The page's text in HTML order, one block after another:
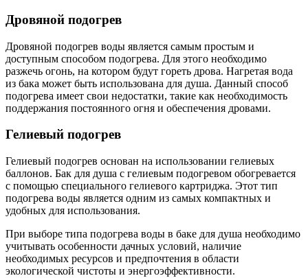
Дровяной подогрев
Дровяной подогрев воды является самым простым и
доступным способом подогрева. Для этого необходимо
разжечь огонь, на котором будут гореть дрова. Нагретая вода
из бака может быть использована для душа. Данный способ
подогрева имеет свои недостатки, такие как необходимость
поддержания постоянного огня и обеспечения дровами.
Гелиевый подогрев
Гелиевый подогрев основан на использовании гелиевых
баллонов. Бак для душа с гелиевым подогревом обогревается
с помощью специального гелиевого картриджа. Этот тип
подогрева воды является одним из самых компактных и
удобных для использования.
При выборе типа подогрева воды в баке для душа необходимо
учитывать особенности дачных условий, наличие
необходимых ресурсов и предпочтения в области
экологической чистоты и энергоэффективности.